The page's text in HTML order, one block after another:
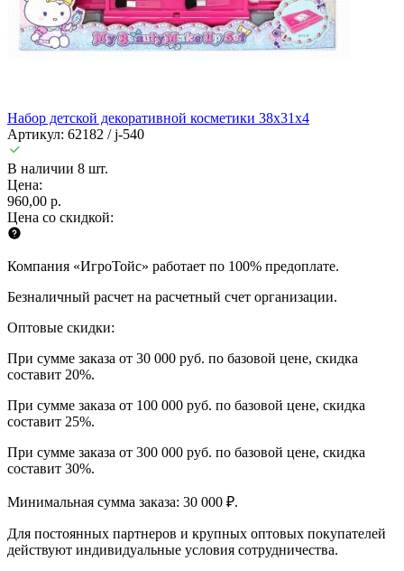
Набор детской декоративной косметики 38х31х4
Артикул: 62182 / j-540
В наличии 8 шт.
Цена:
960,00 р.
Цена со скидкой:
Компания «ИгроТойс» работает по 100% предоплате.
Безналичный расчет на расчетный счет организации.
Оптовые скидки:
При сумме заказа от 30 000 руб. по базовой цене, скидка
составит 20%.
При сумме заказа от 100 000 руб. по базовой цене, скидка
составит 25%.
При сумме заказа от 300 000 руб. по базовой цене, скидка
составит 30%.
Минимальная сумма заказа: 30 000 ₽.
Для постоянных партнеров и крупных оптовых покупателей
действуют индивидуальные условия сотрудничества.